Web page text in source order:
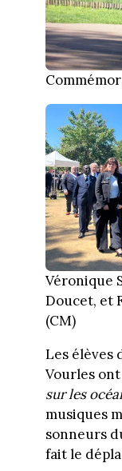
Véronique
Doucet, et
(CM)
Les élèves
Vourles
sur les
musiques
sonneurs
fait le